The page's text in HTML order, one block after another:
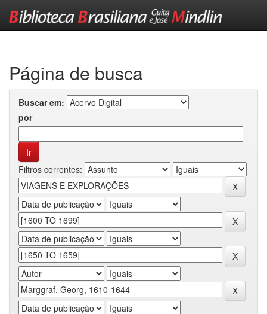
Página de busca
Buscar em:
por
Filtros correntes: